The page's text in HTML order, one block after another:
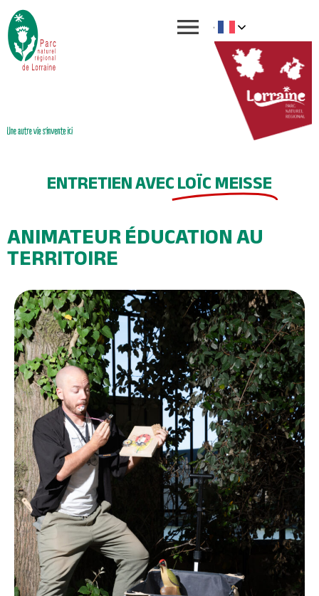
ENTRETIEN AVECLOÏC MEISSE
ANIMATEUR ÉDUCATION AU
TERRITOIRE